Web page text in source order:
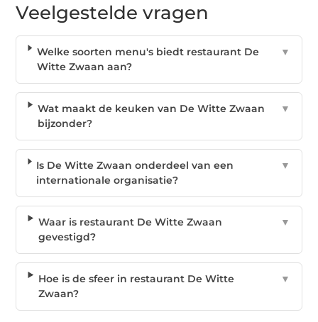
Veelgestelde vragen
Welke soorten menu's biedt restaurant De
Witte Zwaan aan?
▼
Wat maakt de keuken van De Witte Zwaan
bijzonder?
▼
Is De Witte Zwaan onderdeel van een
internationale organisatie?
▼
Waar is restaurant De Witte Zwaan
gevestigd?
▼
Hoe is de sfeer in restaurant De Witte
Zwaan?
▼